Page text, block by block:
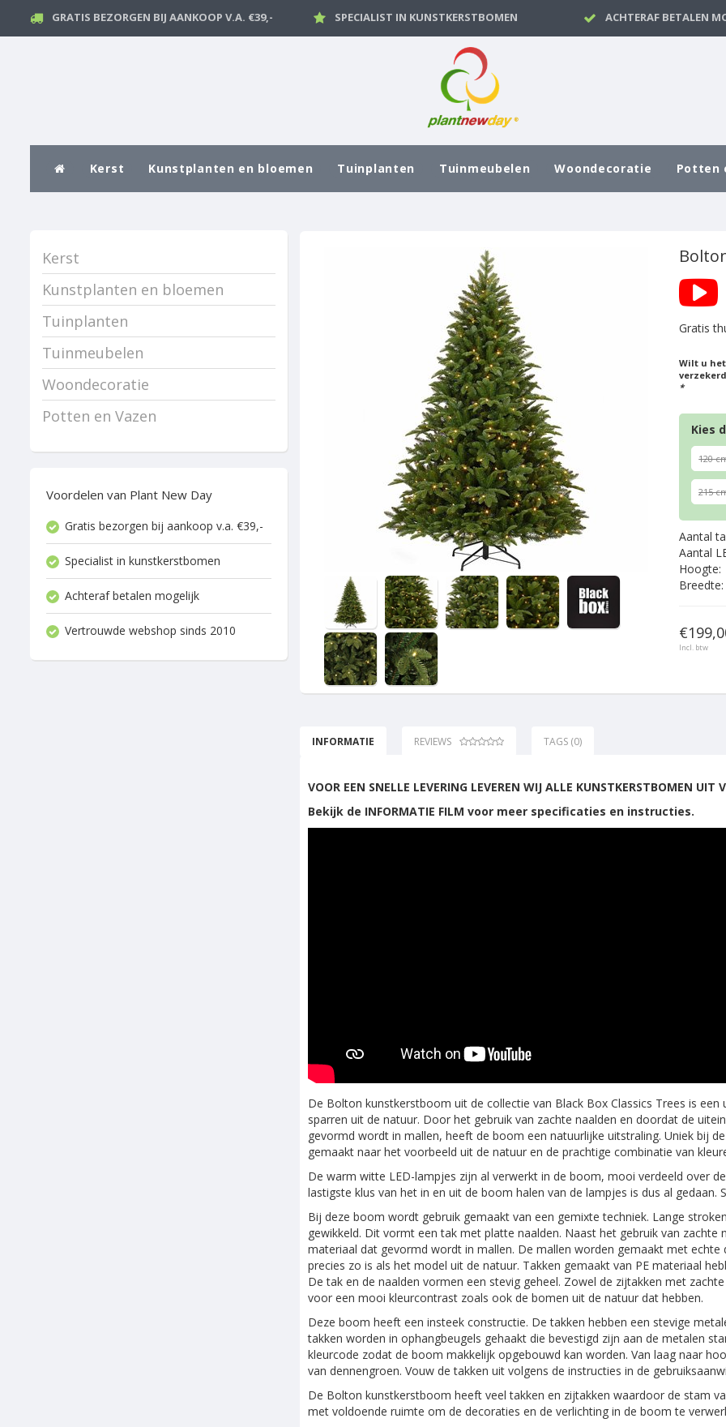
GRATIS BEZORGEN BIJ AANKOOP V.A. €39,- SPECIALIST IN KUNSTKERSTBOMEN ACHTERAF BETALEN
Kerst Kunstplanten en bloemen Tuinplanten Tuinmeubelen Woondecoratie Potten
Kerst
Kunstplanten en bloemen
Tuinplanten
Tuinmeubelen
Woondecoratie
Potten en Vazen
Voordelen van Plant New Day
Gratis bezorgen bij aankoop v.a. €39,-
Specialist in kunstkerstbomen
Achteraf betalen mogelijk
Vertrouwde webshop sinds 2010
Gratis
Wilt u
*
Kies
120
215
Aantal
Aantal
Hoogte:
Breedte:
Incl. btw
INFORMATIE REVIEWS TAGS (0)
VOOR EEN SNELLE LEVERING LEVEREN WIJ ALLE KUNSTKERSTBOMEN UIT
Bekijk de INFORMATIE FILM voor meer specificaties en instructies.
De Bolton kunstkerstboom uit de collectie van Black Box Classics Trees is
sparren uit de natuur. Door het gebruik van zachte naalden en doordat de
gevormd wordt in mallen, heeft de boom een natuurlijke uitstraling. Uniek bij
gemaakt naar het voorbeeld uit de natuur en de prachtige combinatie van
De warm witte LED-lampjes zijn al verwerkt in de boom, mooi verdeeld over
lastigste klus van het in en uit de boom halen van de lampjes is dus al gedaan.
Bij deze boom wordt gebruik gemaakt van een gemixte techniek. Lange
gewikkeld. Dit vormt een tak met platte naalden. Naast het gebruik van zachte
materiaal dat gevormd wordt in mallen. De mallen worden gemaakt met
precies zo is als het model uit de natuur. Takken gemaakt van PE materiaal
De tak en de naalden vormen een stevig geheel. Zowel de zijtakken met
voor een mooi kleurcontrast zoals ook de bomen uit de natuur dat hebben.
Deze boom heeft een insteek constructie. De takken hebben een stevige
takken worden in ophangbeugels gehaakt die bevestigd zijn aan de metalen
kleurcode zodat de boom makkelijk opgebouwd kan worden. Van laag naar
van dennengroen. Vouw de takken uit volgens de instructies in de
De Bolton kunstkerstboom heeft veel takken en zijtakken waardoor de stam
met voldoende ruimte om de decoraties en de verlichting in de boom te